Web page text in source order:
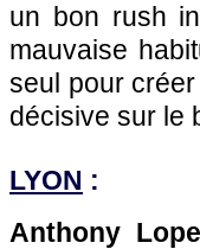
un bon rush
mauvaise
seul pour
décisive sur le
LYON :
Anthony